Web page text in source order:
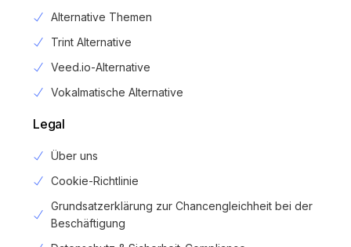
Alternative Themen
Trint Alternative
Veed.io-Alternative
Vokalmatische Alternative
Legal
Über uns
Cookie-Richtlinie
Grundsatzerklärung zur Chancengleichheit bei der
Beschäftigung